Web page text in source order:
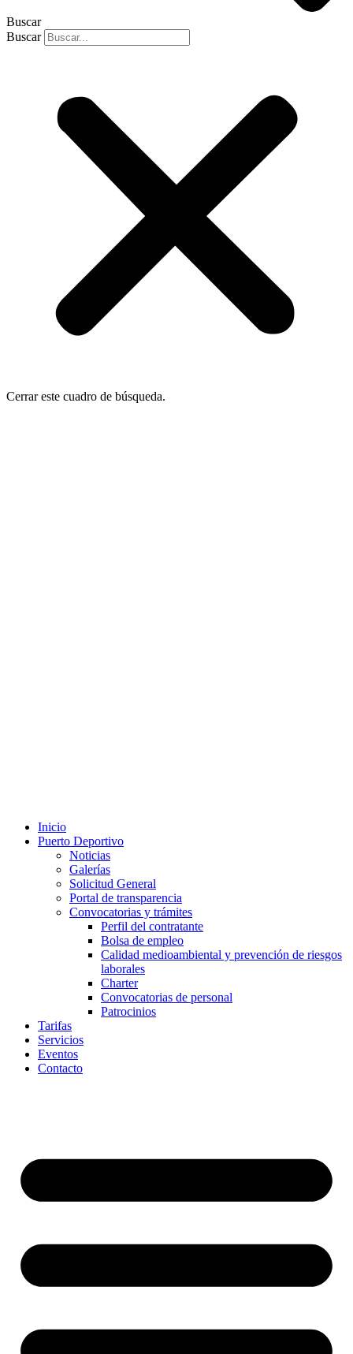
Buscar
Buscar
Cerrar este cuadro de búsqueda.
Inicio
Puerto Deportivo
Noticias
Galerías
Solicitud General
Portal de transparencia
Convocatorias y trámites
Perfil del contratante
Bolsa de empleo
Calidad medioambiental y prevención de riesgos
laborales
Charter
Convocatorias de personal
Patrocinios
Tarifas
Servicios
Eventos
Contacto